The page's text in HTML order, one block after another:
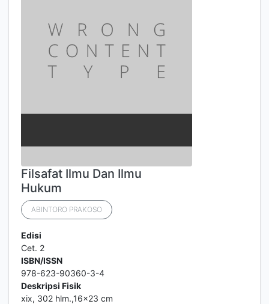
Filsafat Ilmu Dan Ilmu
Hukum
ABINTORO PRAKOSO
Edisi
Cet. 2
ISBN/ISSN
978-623-90360-3-4
Deskripsi Fisik
xix, 302 hlm.,16x23 cm